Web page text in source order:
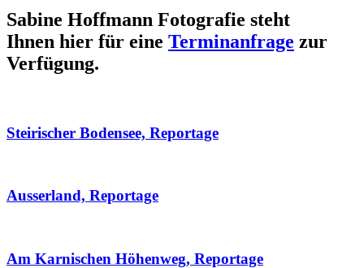
Sabine Hoffmann Fotografie steht
Ihnen hier für eine Terminanfrage zur
Verfügung.
Steirischer Bodensee, Reportage
Ausserland, Reportage
Am Karnischen Höhenweg, Reportage